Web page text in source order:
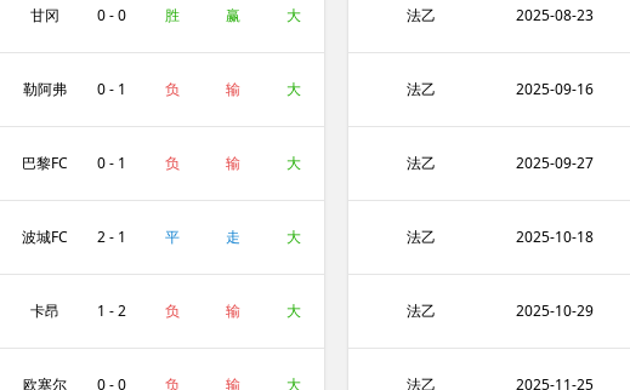
纳
甘冈 0 - 0 胜 赢 大
勒阿弗
尔
0 - 1 负 输 大
巴黎FC 0 - 1 负 输 大
波城FC 2 - 1 平 走 大
卡昂 1 - 2 负 输 大
欧塞尔 0 - 0 负 输 大
法乙 2025-08-23
法乙 2025-09-16
法乙 2025-09-27
法乙 2025-10-18
法乙 2025-10-29
法乙 2025-11-25